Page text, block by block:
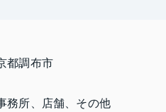
都調布市
務所、店舗、その他